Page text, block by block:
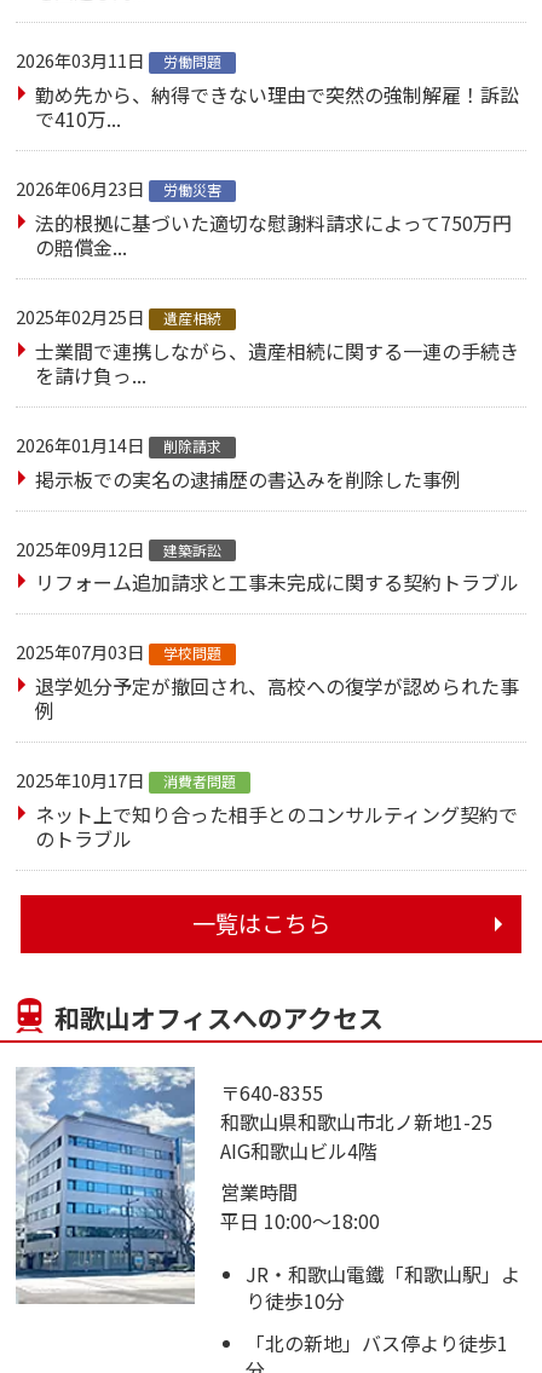
2026年03月11日 労働問題
勤め先から、納得できない理由で突然の強制解雇！訴訟
で410万...
2026年06月23日 労働災害
法的根拠に基づいた適切な慰謝料請求によって750万円
の賠償金...
2025年02月25日 遺産相続
士業間で連携しながら、遺産相続に関する一連の手続き
を請け負っ...
2026年01月14日 削除請求
掲示板での実名の逮捕歴の書込みを削除した事例
2025年09月12日 建築訴訟
リフォーム追加請求と工事未完成に関する契約トラブル
2025年07月03日 学校問題
退学処分予定が撤回され、高校への復学が認められた事
例
2025年10月17日 消費者問題
ネット上で知り合った相手とのコンサルティング契約で
のトラブル
一覧はこちら
和歌山オフィスへのアクセス
〒640-8355
和歌山県和歌山市北ノ新地1-25
AIG和歌山ビル4階
営業時間
平日 10:00～18:00
JR・和歌山電鐵「和歌山駅」よ
り徒歩10分
「北の新地」バス停より徒歩1